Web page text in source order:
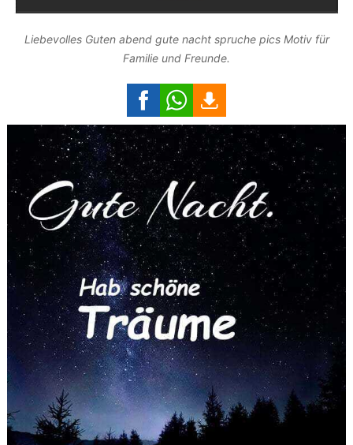
Liebevolles Guten abend gute nacht spruche pics Motiv für
Familie und Freunde.